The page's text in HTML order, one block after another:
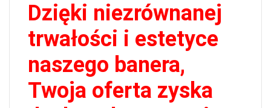
Dzięki niezrównanej
trwałości i estetyce
naszego banera,
Twoja oferta zyska